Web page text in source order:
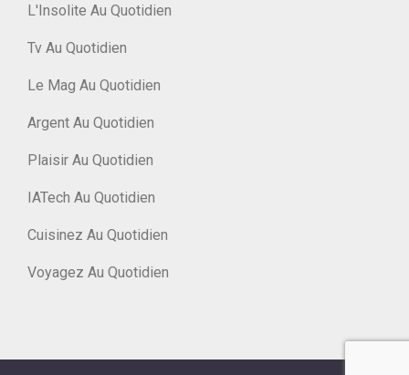
L'Insolite Au Quotidien
Tv Au Quotidien
Le Mag Au Quotidien
Argent Au Quotidien
Plaisir Au Quotidien
IATech Au Quotidien
Cuisinez Au Quotidien
Voyagez Au Quotidien